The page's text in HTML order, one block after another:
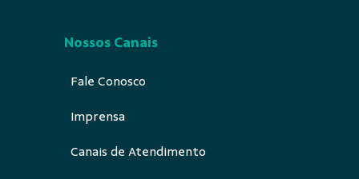
Nossos Canais
Fale Conosco
Imprensa
Canais de Atendimento